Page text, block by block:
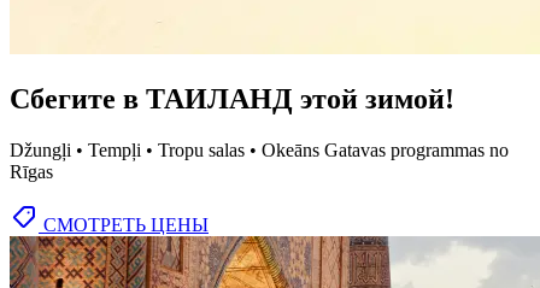
Сбегите в ТАИЛАНД этой зимой!
Džungļi • Tempļi • Tropu salas • Okeāns Gatavas programmas no
Rīgas
СМОТРЕТЬ ЦЕНЫ